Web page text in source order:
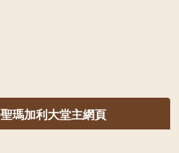
聖瑪加利大堂主網頁